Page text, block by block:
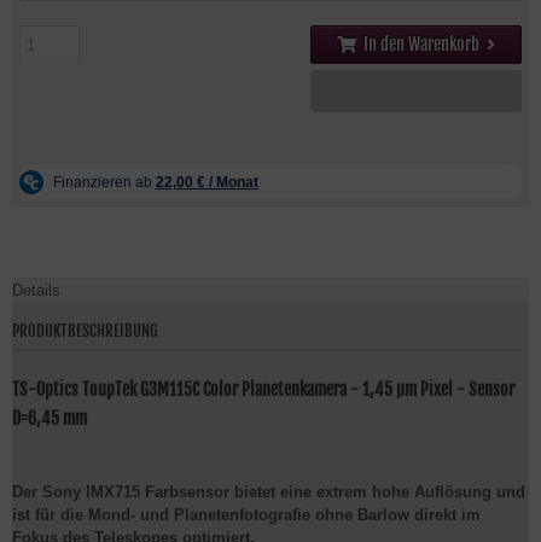
In den Warenkorb
Details
PRODUKTBESCHREIBUNG
TS-Optics ToupTek G3M115C Color Planetenkamera - 1,45 µm Pixel - Sensor
D=6,45 mm
Der Sony IMX715 Farbsensor bietet eine extrem hohe Auflösung und
ist für die Mond- und Planetenfotografie ohne Barlow direkt im
Fokus des Teleskopes optimiert.